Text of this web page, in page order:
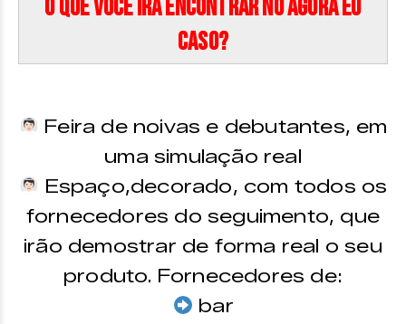
O que você irá encontrar no Agora eu
Caso?
Feira de noivas e debutantes, em
uma simulação real
Espaço,decorado, com todos os
fornecedores do seguimento, que
irão demostrar de forma real o seu
produto. Fornecedores de:
bar